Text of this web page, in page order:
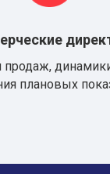
продаж,
плановых